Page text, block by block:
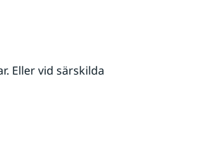
Eller vid särskilda